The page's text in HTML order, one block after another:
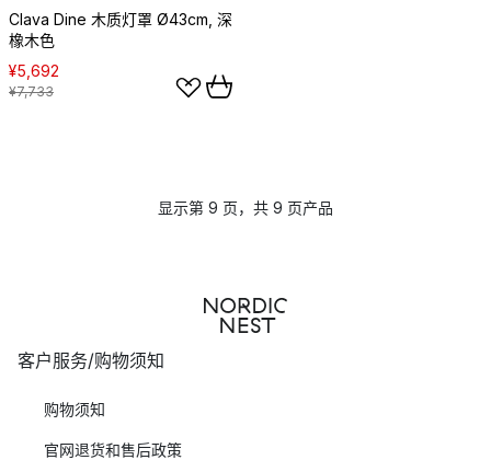
Clava Dine 木质灯罩 Ø43cm, 深
橡木色
¥5,692
¥7,733
显示第 9 页，共 9 页产品
客户服务/购物须知
购物须知
官网退货和售后政策